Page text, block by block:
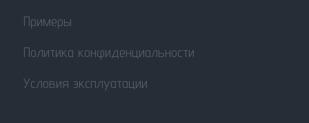
Примеры
Политика конфиденциальности
Условия эксплуатации